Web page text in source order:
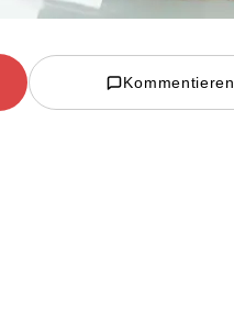
Kommentieren